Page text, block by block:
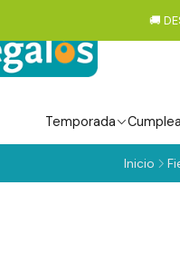
Temporada
🚚
Inicio